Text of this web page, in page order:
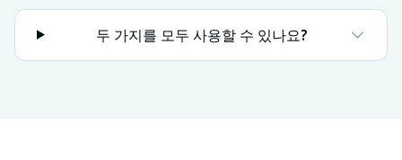
두 가지를 모두 사용할 수 있나요?